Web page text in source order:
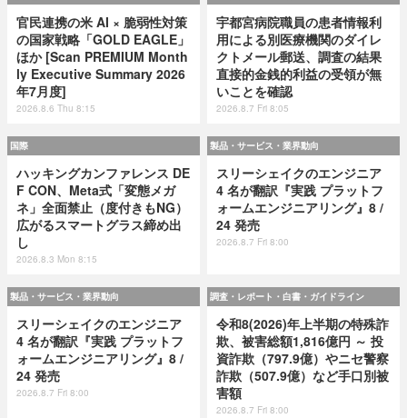
官民連携の米 AI × 脆弱性対策
の国家戦略「GOLD EAGLE」
ほか [Scan PREMIUM Month
ly Executive Summary 2026
年7月度]
2026.8.6 Thu 8:15
宇都宮病院職員の患者情報利
用による別医療機関のダイレ
クトメール郵送、調査の結果
直接的金銭的利益の受領が無
いことを確認
2026.8.7 Fri 8:05
国際
ハッキングカンファレンス DE
F CON、Meta式「変態メガ
ネ」全面禁止（度付きもNG）
広がるスマートグラス締め出
し
2026.8.3 Mon 8:15
製品・サービス・業界動向
スリーシェイクのエンジニア
4 名が翻訳『実践 プラットフ
ォームエンジニアリング』8 /
24 発売
2026.8.7 Fri 8:00
製品・サービス・業界動向
スリーシェイクのエンジニア
4 名が翻訳『実践 プラットフ
ォームエンジニアリング』8 /
24 発売
2026.8.7 Fri 8:00
調査・レポート・白書・ガイドライン
令和8(2026)年上半期の特殊詐
欺、被害総額1,816億円 ～ 投
資詐欺（797.9億）やニセ警察
詐欺（507.9億）など手口別被
害額
2026.8.7 Fri 8:00